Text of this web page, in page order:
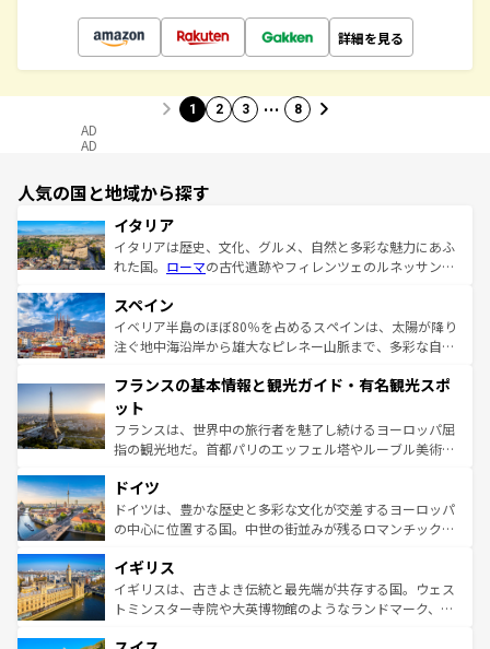
詳細を見る
1 2 3 … 8
AD
AD
人気の国と地域から探す
イタリア
イタリアは歴史、文化、グルメ、自然と多彩な魅力にあふ
れた国。 ローマの古代遺跡やフィレンツェのルネッサンス
ろん、トスカーナの美しい田園風景やアマルフィ海岸の絶
景など、自然景観も見逃せない。観光の合間には、本場の
ピザやパスタなど、絶品のイタリア料理を堪能することも
ませてくれるイタリアで、忘れられない旅をしてみよう！
なお、新着のイタリア情報は
しい。
スペイン
イベリア半島のほぼ80％を占めるスペインは、太陽が降り
注ぐ地中海沿岸から雄大なピレネー山脈まで、多彩な自然
文化が根付くこの国では、情熱的なフラメンコ、熱気あふ
れる闘牛、そして美味しいタパスが生活の一部となってい
る。首都マドリードの洗練された雰囲気や、バルセロナの
アートに溢れた街角から、地方では古代ローマ遺跡や中世
せる。地方によって風土や気候が異なるスペインはその個
性で訪れる人を魅了する。 なお、新着のスペイン情報は コ
ンテンツ一覧を参照してほしい。
フランスの基本情報と観光ガイド・有名観光スポ
ット
フランスは、世界中の旅行者を魅了し続けるヨーロッパ屈
指の観光地だ。首都パリのエッフェル塔やルーブル美術館
で、幅広い魅力が詰まっている。華麗な宮殿、歴史的な大
聖堂、美しいビーチ、そして豊かな自然が、訪れる者を心
から魅了する。また、フランスは美食の国としても知ら
いる。シャンパンの発祥地であるランス、プロヴァンスの
香り高いラベンダー畑など、多彩な楽しみ方が可能だ。さ
らに、パリ以外の地域にも魅力が溢れており、どの街角に
れる地方に足を運ぶとそれぞれで全く異なる文化を体験で
ドイツ
ドイツは、豊かな歴史と多彩な文化が交差するヨーロッパ
の中心に位置する国。中世の街並みが残るロマンチック街
顔を持つこの国は、どこを歩いても飽きることがない。ベ
ルリンの文化的活気、バイエルン州のアルプスの絶景、そ
してライン川沿いのワイン畑といった風景は必見。ビール
イギリス
イギリスは、古きよき伝統と最先端が共存する国。ウェス
トミンスター寺院や大英博物館のようなランドマーク、歴